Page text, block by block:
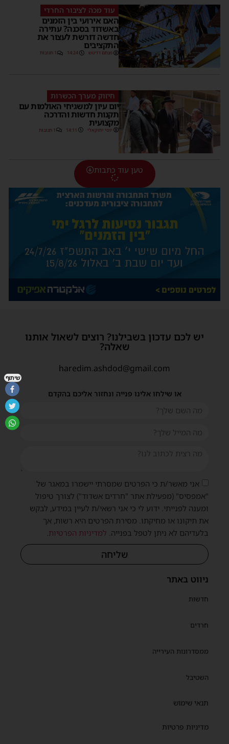
עוד מכה לציבור החרדי
האם אירועי בין הזמנים
באשדוד בסכנה? עתירה
חדשה דורשת לעצור את
התקציבים
מנחם דויטש 14:24 1 תגובות
חיזוק מערך הכשרות
יום עיון למשגיחי האולמות עם
תקנות חדשות והדרכה
מקצועית
יוסי יחזקאלי 14:11 1 תגובות
טען עוד כתבות
ניווט באתר
חדשות
חרדים
ממסדרונות העירייה
השטיבל
תנאי שימוש
מדיניות פרטיות
יש לכם עדכון בשבילנו? רוצים לשאול אותנו
שאלה?
haredim.ashdod@gmail.com
או שילחו אלינו פנייה ונחזור אליכם בהקדם
אני מאשר/ת כי הפרטים שמסרתי יישמרו במאגר של
"אמפסיס" (מפעילת אתר "חרדים אשדוד") לצורך טיפול
ומענה לפנייתי. ידוע לי כי אני רשאי/ת לעיין במידע, לבקש
את תיקונו או מחיקתו. מסירת הפרטים היא רשות, אך
בלעדיהם לא ניתן לטפל בפנייה. למדיניות הפרטיות.
שליחה
שיתוף